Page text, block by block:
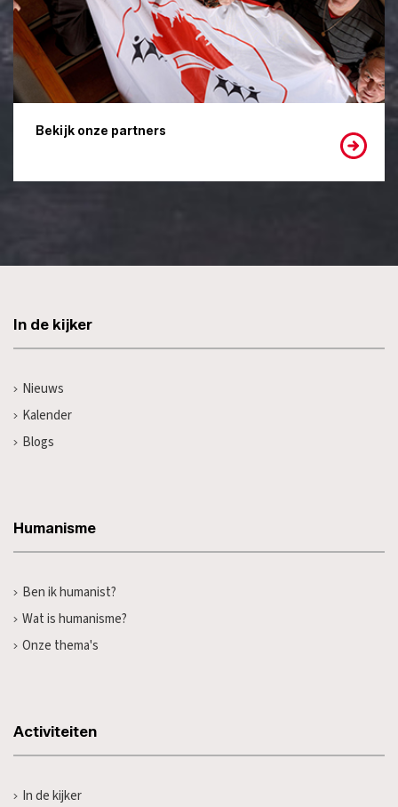
Bekijk onze partners
In de kijker
Nieuws
Kalender
Blogs
Humanisme
Ben ik humanist?
Wat is humanisme?
Onze thema's
Activiteiten
In de kijker